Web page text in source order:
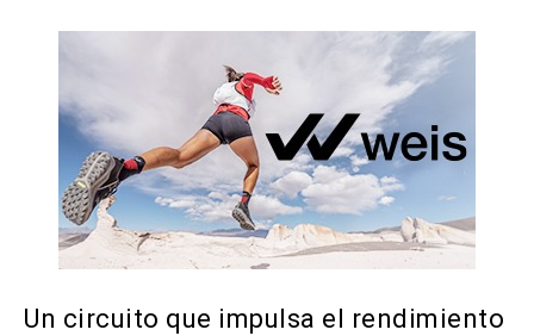
Un circuito que impulsa el rendimiento